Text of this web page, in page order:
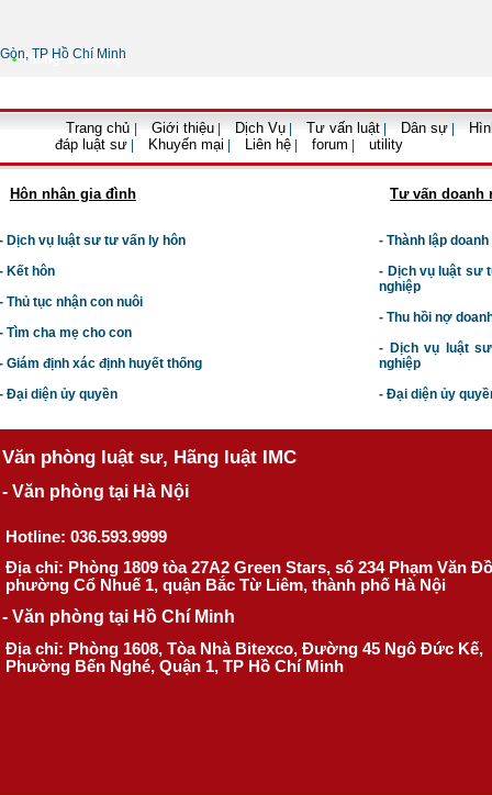
• Thông tin liên hệ
Gòn, TP Hồ Chí Minh
Trang chủ Giới thiệu Dịch Vụ Tư vấn luật Dân sự
đáp luật sư
Khuyến mại Liên hệ forum utility
Hôn nhân gia đình
Dịch vụ luật sư tư vấn ly hôn
Kết hôn
Thủ tục nhận con nuôi
Tìm cha mẹ cho con
Giám định xác định huyết thống
Đại diện ủy quyền
Tư vấn doanh
- Thành lập
- Dịch vụ luật sư t
nghiệp
- Thu hồi nợ
- Dịch vụ luật
nghiệp
- Đại diện ủy
Văn phòng luật sư, Hãng luật IMC
- Văn phòng tại Hà Nội
Hotline: 036.593.9999
Địa chỉ: Phòng 1809 tòa 27A2 Green Stars, số 234 Phạm Văn
phường Cổ Nhuế 1, quận Bắc Từ Liêm, thành phố Hà Nội
- Văn phòng tại Hồ Chí Minh
Địa chỉ: Phòng 1608, Tòa Nhà Bitexco, Đường 45 Ngô Đức Kế,
Phường Bến Nghé, Quận 1, TP Hồ Chí Minh